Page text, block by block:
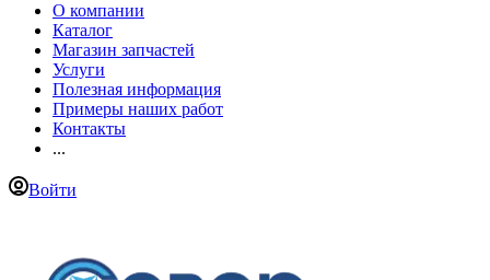
О компании
Каталог
Магазин запчастей
Услуги
Полезная информация
Примеры наших работ
Контакты
...
Войти